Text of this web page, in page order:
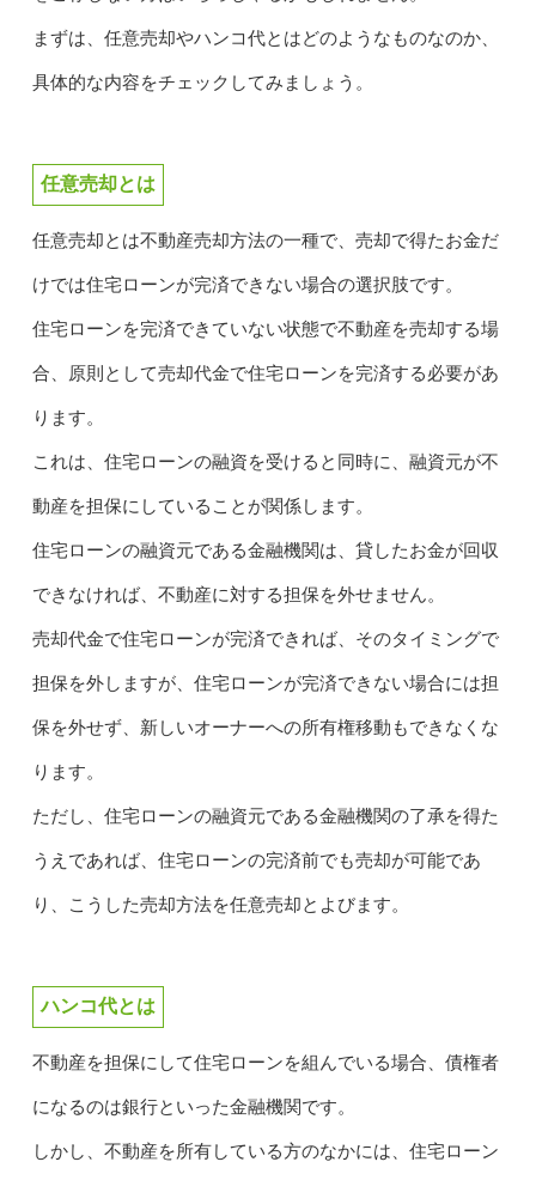
まずは、任意売却やハンコ代とはどのようなものなのか、
具体的な内容をチェックしてみましょう。
任意売却とは
任意売却とは不動産売却方法の一種で、売却で得たお金だ
けでは住宅ローンが完済できない場合の選択肢です。
住宅ローンを完済できていない状態で不動産を売却する場
合、原則として売却代金で住宅ローンを完済する必要があ
ります。
これは、住宅ローンの融資を受けると同時に、融資元が不
動産を担保にしていることが関係します。
住宅ローンの融資元である金融機関は、貸したお金が回収
できなければ、不動産に対する担保を外せません。
売却代金で住宅ローンが完済できれば、そのタイミングで
担保を外しますが、住宅ローンが完済できない場合には担
保を外せず、新しいオーナーへの所有権移動もできなくな
ります。
ただし、住宅ローンの融資元である金融機関の了承を得た
うえであれば、住宅ローンの完済前でも売却が可能であ
り、こうした売却方法を任意売却とよびます。
ハンコ代とは
不動産を担保にして住宅ローンを組んでいる場合、債権者
になるのは銀行といった金融機関です。
しかし、不動産を所有している方のなかには、住宅ローン